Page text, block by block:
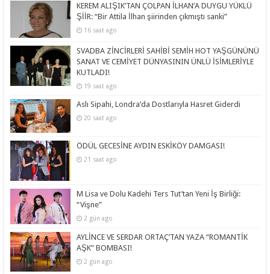
KEREM ALIŞIK’TAN ÇOLPAN İLHAN’A DUYGU YÜKLÜ
ŞİİR: “Bir Attila İlhan şiirinden çıkmıştı sanki”
16 saat ago
SVADBA ZİNCİRLERİ SAHİBİ SEMİH HOT YAŞGÜNÜNÜ
SANAT VE CEMİYET DÜNYASININ ÜNLÜ İSİMLERİYLE
KUTLADI!
19 saat ago
Aslı Sipahi, Londra’da Dostlarıyla Hasret Giderdi
20 saat ago
ÖDÜL GECESİNE AYDIN ESKİKÖY DAMGASI!
21 saat ago
M Lisa ve Dolu Kadehi Ters Tut’tan Yeni İş Birliği:
“Vişne”
2 gün ago
AYLİNCE VE SERDAR ORTAÇ’TAN YAZA “ROMANTİK
AŞK” BOMBASI!
2 gün ago